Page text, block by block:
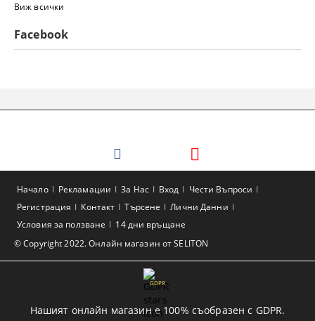
Виж всички
Facebook
© Copyright 2022. Онлайн магазин от SELITON
Начало Рекламации За Нас Вход
Чести Въпроси
Регистрация
Контакт Търсене
Лични Данни
Условия за ползване
14 дни връщане
GDPR
Нашият онлайн магазин е 100% съобразен с GDPR.